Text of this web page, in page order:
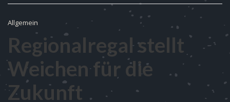
Allgemein
Regionalregal stellt
Weichen für die
Zukunft